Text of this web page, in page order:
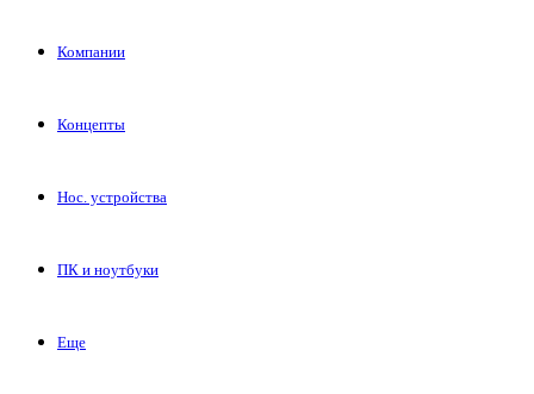
Компании
Концепты
Нос. устройства
ПК и ноутбуки
Еще